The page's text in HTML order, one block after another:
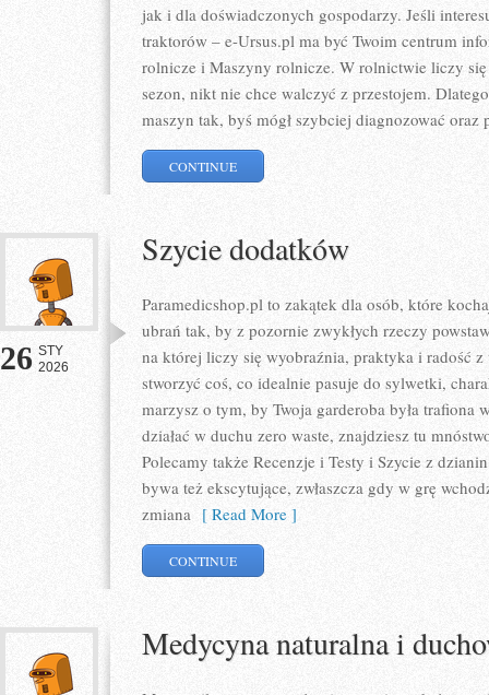
jak i dla doświadczonych gospodarzy. Jeśli
traktorów – e-Ursus.pl ma być Twoim centrum
rolnicze i Maszyny rolnicze. W rolnictwie liczy
sezon, nikt nie chce walczyć z przestojem.
maszyn tak, byś mógł szybciej diagnozować oraz
CONTINUE
26 STY
2026
Szycie dodatków
Paramedicshop.pl to zakątek dla osób, które
ubrań tak, by z pozornie zwykłych rzeczy
na której liczy się wyobraźnia, praktyka i radość z
stworzyć coś, co idealnie pasuje do sylwetki,
marzysz o tym, by Twoja garderoba była trafiona
działać w duchu zero waste, znajdziesz tu
Polecamy także Recenzje i Testy i Szycie z
bywa też ekscytujące, zwłaszcza gdy w grę
zmiana [ Read More ]
CONTINUE
Medycyna naturalna i